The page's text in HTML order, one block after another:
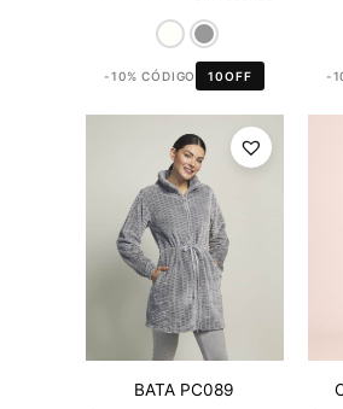
-10% CÓDIGO 10OFF -
BATA PC089